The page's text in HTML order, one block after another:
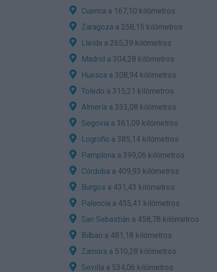
Cuenca a 167,10 kilómetros
Zaragoza a 258,15 kilómetros
Lleida a 265,39 kilómetros
Madrid a 304,28 kilómetros
Huesca a 308,94 kilómetros
Toledo a 315,21 kilómetros
Almería a 333,08 kilómetros
Segovia a 361,09 kilómetros
Logroño a 385,14 kilómetros
Pamplona a 399,06 kilómetros
Córdoba a 409,93 kilómetros
Burgos a 431,43 kilómetros
Palencia a 455,41 kilómetros
San Sebastián a 458,78 kilómetros
Bilbao a 481,18 kilómetros
Zamora a 510,28 kilómetros
Sevilla a 534,06 kilómetros